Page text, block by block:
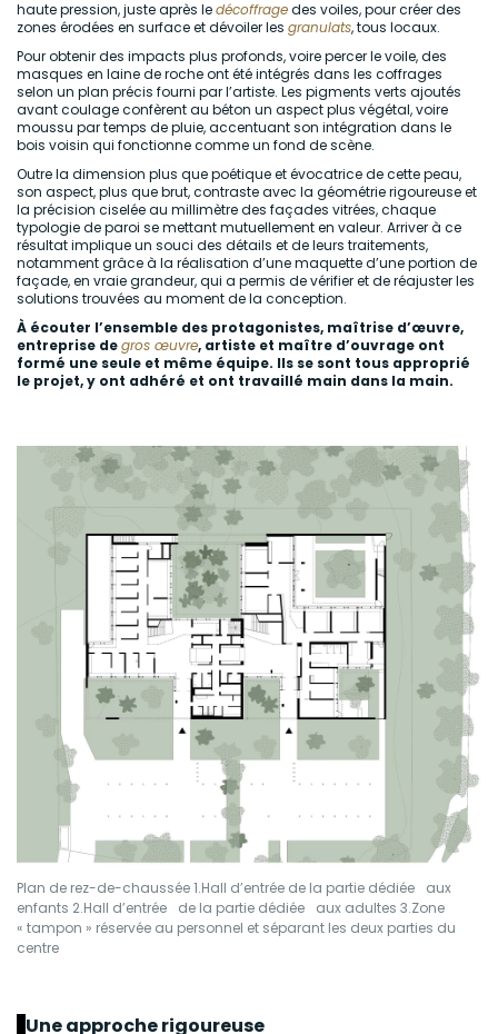
haute pression, juste après ledécoffragedes voiles, pour créer des
zones érodées en surface et dévoiler les granulats, tous locaux.
Pour obtenir des impacts plus profonds, voire percer le voile, des
masques en laine de roche ont été intégrés dans les coffrages
selon un plan précis fourni par l’artiste. Les pigments verts ajoutés
avant coulage confèrent au béton un aspect plus végétal, voire
moussu par temps de pluie, accentuant son intégration dans le
bois voisin qui fonctionne comme un fond de scène.
Outre la dimension plus que poétique et évocatrice de cette peau,
son aspect, plus que brut, contraste avec la géométrie rigoureuse et
la précision ciselée au millimètre des façades vitrées, chaque
typologie de paroi se mettant mutuellement en valeur. Arriver à ce
résultat implique un souci des détails et de leurs traitements,
notamment grâce à la réalisation d’une maquette d’une portion de
façade, en vraie grandeur, qui a permis de vérifier et de réajuster les
solutions trouvées au moment de la conception.
À écouter l’ensemble des protagonistes, maîtrise d’œuvre,
entreprise degros œuvre, artiste et maître d’ouvrage ont
formé une seule et même équipe. Ils se sont tous approprié
le projet, y ont adhéré et ont travaillé main dans la main.
Plan de rez-de-chaussée 1.Hall d’entrée de la partie dédiée aux
enfants 2.Hall d’entrée de la partie dédiée aux adultes 3.Zone
« tampon » réservée au personnel et séparant les deux parties du
centre
Une approche rigoureuse